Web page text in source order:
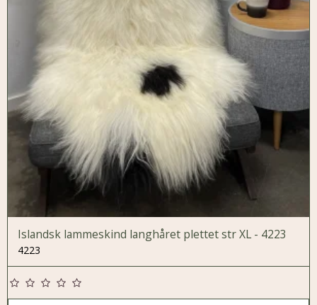
Islandsk lammeskind langhåret plettet str XL - 4223
4223